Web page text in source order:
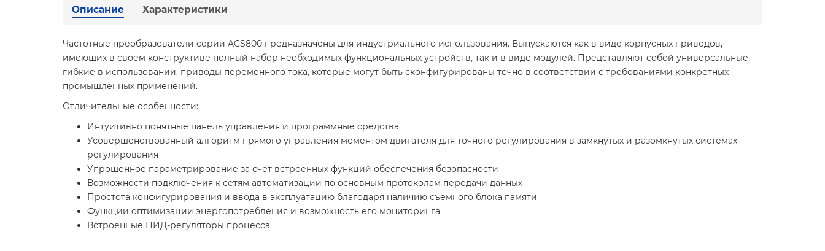
Описание Характеристики
Частотные преобразователи серии ACS800 предназначены для индустриального использования. Выпускаются как в виде корпусных приводов,
имеющих в своем конструктиве полный набор необходимых функциональных устройств, так и в виде модулей. Представляют собой универсальные,
гибкие в использовании, приводы переменного тока, которые могут быть сконфигурированы точно в соответствии с требованиями конкретных
промышленных применений.
Отличительные особенности:
Интуитивно понятные панель управления и программные средства
Усовершенствованный алгоритм прямого управления моментом двигателя для точного регулирования в замкнутых и разомкнутых системах
регулирования
Упрощенное параметрирование за счет встроенных функций обеспечения безопасности
Возможности подключения к сетям автоматизации по основным протоколам передачи данных
Простота конфигурирования и ввода в эксплуатацию благодаря наличию съемного блока памяти
Функции оптимизации энергопотребления и возможность его мониторинга
Встроенные ПИД-регуляторы процесса